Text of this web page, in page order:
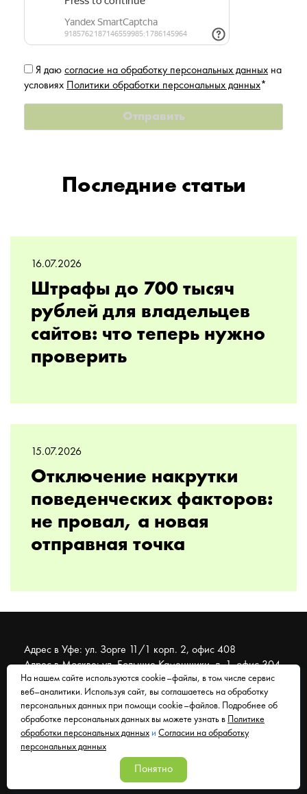
Я даю согласие на обработку персональных данных на
условиях Политики обработки персональных данных*
Последние статьи
16.07.2026
Штрафы до 700 тысяч
рублей для владельцев
сайтов: что теперь нужно
проверить
15.07.2026
Отключение накрутки
поведенческих факторов:
не провал, а новая
отправная точка
Адрес в Уфе: ул. Зорге 11/1 корп. 2, офис 408
Адрес в Москве: ул. Большие Каменщики, д. 1, офис 304
© 2007 - 2026 Муравейник. SEO-продвижение, реклама,
сайты. Находимся в Уфе, работаем со всем миром.
Согласие на обработку персональных данных
Политика обработки персональных данных
На нашем сайте используются cookie–файлы, в том числе сервис
веб–аналитики. Используя сайт, вы соглашаетесь на обработку
персональных данных при помощи cookie–файлов. Подробнее об
обработке персональных данных вы можете узнать в
Политике
обработки персональных данных и Согласии на обработку
персональных данных
Понятно